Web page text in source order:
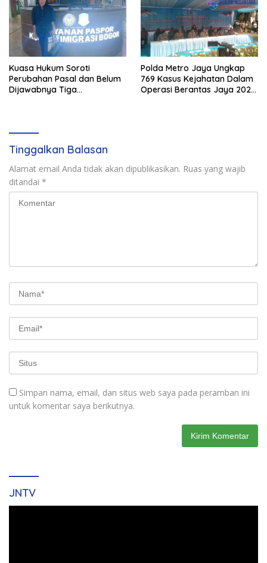
Kuasa Hukum Soroti
Perubahan Pasal dan Belum
Dijawabnya Tiga
Polda Metro Jaya Ungkap
769 Kasus Kejahatan Dalam
Operasi Berantas Jaya 2026,
Tinggalkan Balasan
Alamat email Anda tidak akan dipublikasikan. Ruas yang wajib
ditandai *
Simpan nama, email, dan situs web saya pada peramban ini
untuk komentar saya berikutnya.
JNTV